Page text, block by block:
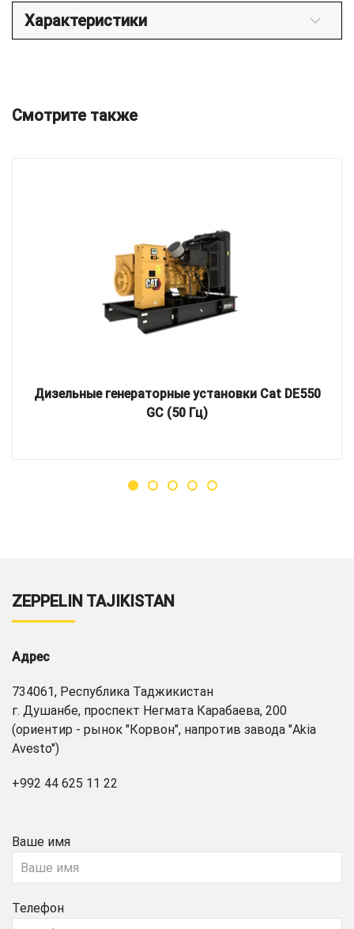
Характеристики
Смотрите также
Дизельные генераторные установки Cat DE550
GC (50 Гц)
ZEPPELIN TAJIKISTAN
Адрес
734061, Республика Таджикистан
г. Душанбе, проспект Негмата Карабаева, 200
(ориентир - рынок "Корвон", напротив завода "Akia
Avesto")
+992 44 625 11 22
Ваше имя
Телефон